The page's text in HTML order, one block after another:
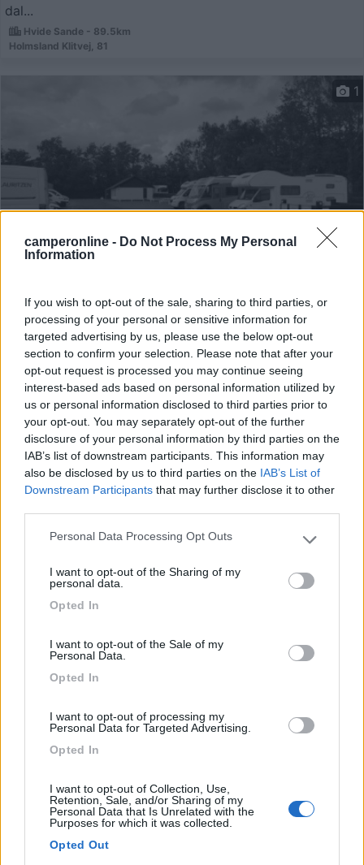
camperonline - Do Not Process My Personal
Information
If you wish to opt-out of the sale, sharing to third parties, or
processing of your personal or sensitive information for
targeted advertising by us, please use the below opt-out
section to confirm your selection. Please note that after your
opt-out request is processed you may continue seeing
interest-based ads based on personal information utilized by
us or personal information disclosed to third parties prior to
your opt-out. You may separately opt-out of the further
disclosure of your personal information by third parties on the
IAB’s list of downstream participants. This information may
also be disclosed by us to third parties on the IAB’s List of
Downstream Participants that may further disclose it to other
Please note that this website/app uses one or more Google
not limited to your visit or usage behaviour. You may click to
grant or deny consent to Google and its third-party tags to
use your data for below specified purposes in below Google
Personal Data Processing Opt Outs
I want to opt-out of the Sharing of my
personal data.
Opted In
I want to opt-out of the Sale of my
Personal Data.
Opted In
I want to opt-out of processing my
Personal Data for Targeted Advertising.
Opted In
I want to opt-out of Collection, Use,
Retention, Sale, and/or Sharing of my
Personal Data that Is Unrelated with the
Purposes for which it was collected.
Opted Out
dal...
Hvide Sande - 89.5km
Holmsland Klitvej, 81
1
DCU Camping Plads
9 3
Servizi / Posizione
A 4,5 km dal centro, piccolo campeggio alla periferia,
Odense - 102.4km
5 1
Servizi / Posizione